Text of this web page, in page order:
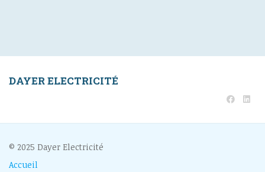
DAYER ELECTRICITÉ
© 2025 Dayer Electricité
Accueil